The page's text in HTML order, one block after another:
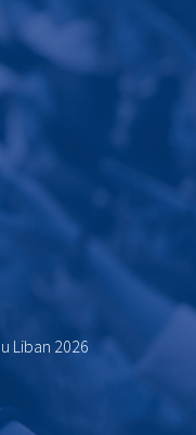
du Liban 2026